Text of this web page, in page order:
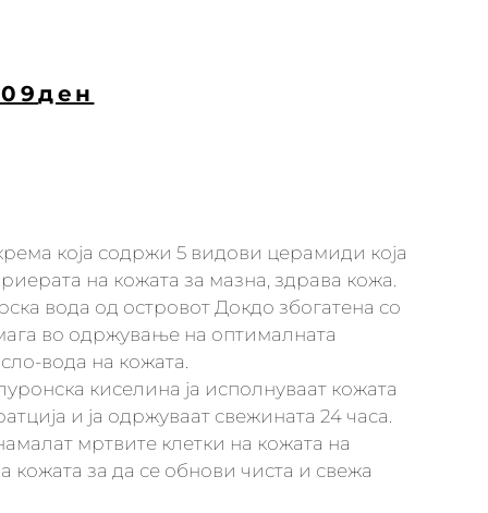
ден
која содржи 5 видови церамиди која
на кожата за мазна, здрава кожа.
вода од островот Докдо збогатена со
во одржување на оптималната
вода на кожата.
киселина ја исполнуваат кожата
и ја одржуваат свежината 24 часа.
мртвите клетки на кожата на
кожата за да се обнови чиста и свежа